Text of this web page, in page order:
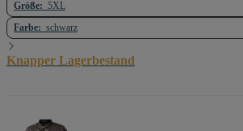
Größe: 5XL
Farbe: schwarz
Knapper Lagerbestand